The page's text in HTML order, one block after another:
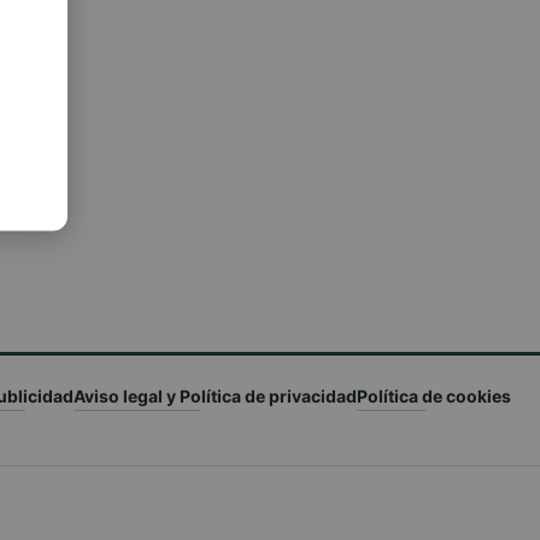
Aviso legal y Política de privacidadPolítica de cookies